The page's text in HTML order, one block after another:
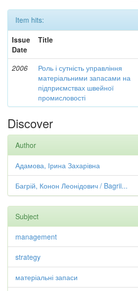
Item hits:
Issue
Date
Title
2006
Роль і сутність управління
матеріальними запасами на
підприємствах швейної
промисловості
Discover
Author
Адамова, Ірина Захарівна
Багрій, Конон Леонідович / Bagrii...
Subject
management
strategy
матеріальні запаси